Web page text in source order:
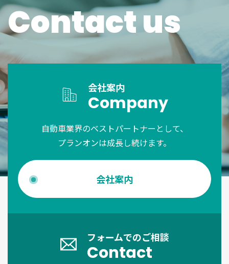
Contact us
会社案内
Company
自動車業界のベストパートナーとして、
プランオンは成長し続けます。
会社案内
フォームでのご相談
Contact